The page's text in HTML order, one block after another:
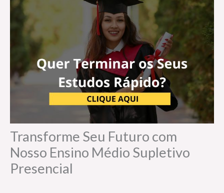
Transforme Seu Futuro com
Nosso Ensino Médio Supletivo
Presencial